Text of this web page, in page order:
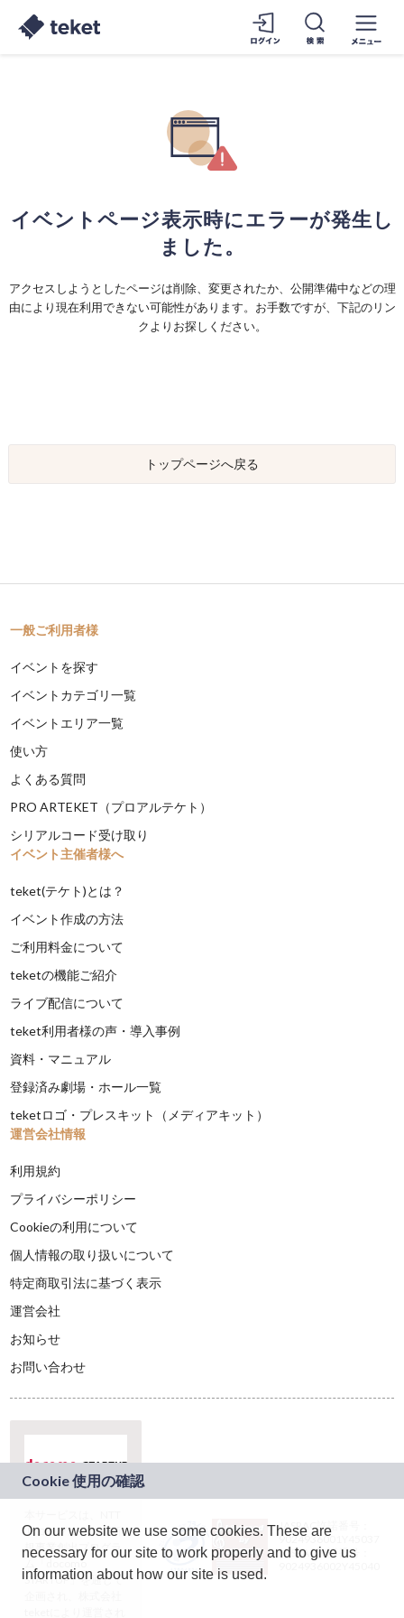
イベントページ表示時にエラーが発生し
ました。
アクセスしようとしたページは削除、変更されたか、公開準備中などの理
由により現在利用できない可能性があります。お手数ですが、下記のリン
クよりお探しください。
トップページへ戻る
一般ご利用者様
イベントを探す
イベントカテゴリ一覧
イベントエリア一覧
使い方
よくある質問
PRO ARTEKET（プロアルテケト）
シリアルコード受け取り
イベント主催者様へ
teket(テケト)とは？
イベント作成の方法
ご利用料金について
teketの機能ご紹介
ライブ配信について
teket利用者様の声・導入事例
資料・マニュアル
登録済み劇場・ホール一覧
teketロゴ・プレスキット（メディアキット）
運営会社情報
利用規約
プライバシーポリシー
Cookieの利用について
個人情報の取り扱いについて
特定商取引法に基づく表示
運営会社
お知らせ
お問い合わせ
ドコモグループの新
規事業創出プログラ
ム「docomo
STARTUP」を通じて
JASRAC許諾番号：
9024936001Y45037
JASRAC許諾番号：
On our website we use some cookies. These are
necessary for our site to work properly and to give us
information about how our site is used.